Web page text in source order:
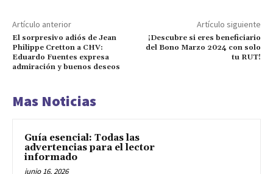
Artículo anterior
El sorpresivo adiós de Jean
Philippe Cretton a CHV:
Eduardo Fuentes expresa
admiración y buenos deseos
Artículo siguiente
¡Descubre si eres beneficiario
del Bono Marzo 2024 con solo
tu RUT!
Mas Noticias
Guía esencial: Todas las
advertencias para el lector
informado
junio 16, 2026